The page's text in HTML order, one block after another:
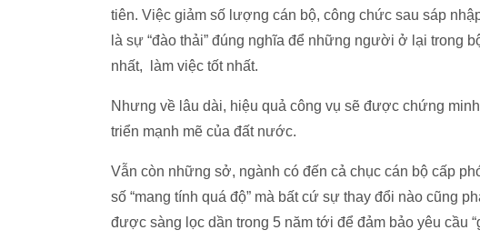
tiên. Việc giảm số lượng cán bộ, công chức sau sáp
là sự “đào thải” đúng nghĩa để những người ở lại trong
nhất, làm việc tốt nhất.
Nhưng về lâu dài, hiệu quả công vụ sẽ được chứng
triển mạnh mẽ của đất nước.
Vẫn còn những sở, ngành có đến cả chục cán bộ cấp
số “mang tính quá độ” mà bất cứ sự thay đổi nào cũng
được sàng lọc dần trong 5 năm tới để đảm bảo yêu cầu